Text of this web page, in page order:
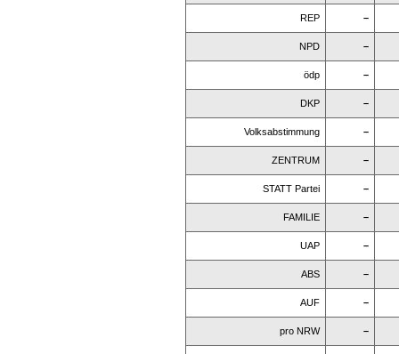
REP –
NPD –
ödp –
DKP –
Volksabstimmung –
ZENTRUM –
STATT Partei –
FAMILIE –
UAP –
ABS –
AUF –
pro NRW –